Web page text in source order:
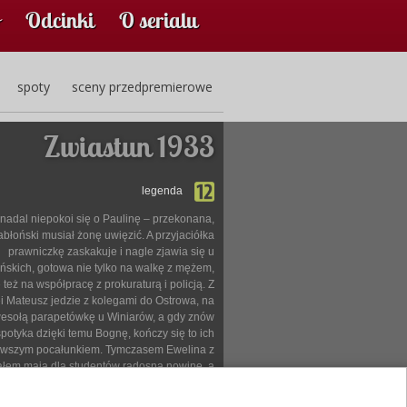
Odcinki O serialu
sceny przedpremierowe
spoty
Zwiastun 1933
legenda
niepokoi się o Paulinę – przekonana,
musiał żonę uwięzić. A przyjaciółka
prawniczkę zaskakuje i nagle zjawia się u
gotowa nie tylko na walkę z mężem,
też na współpracę z prokuraturą i policją. Z
Mateusz jedzie z kolegami do Ostrowa, na
parapetówkę u Winiarów, a gdy znów
dzięki temu Bognę, kończy się to ich
pocałunkiem. Tymczasem Ewelina z
mają dla studentów radosną nowinę, a